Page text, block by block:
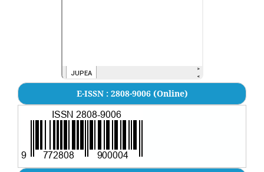
E-ISSN : 2808-9006 (Online)